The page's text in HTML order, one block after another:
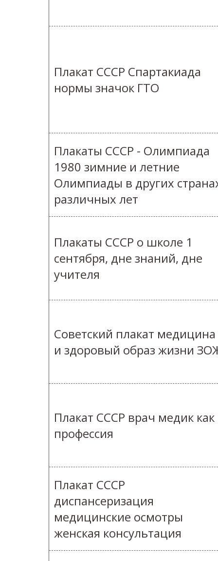
Плакат СССР Спартакиада
нормы значок ГТО
Плакаты СССР - Олимпиада
1980 зимние и летние
Олимпиады в других
различных лет
Плакаты СССР о школе 1
сентября, дне знаний, дне
учителя
Советский плакат медицина
и здоровый образ жизни
Плакат СССР врач медик как
профессия
Плакат СССР
диспансеризация
медицинские осмотры
женская консультация